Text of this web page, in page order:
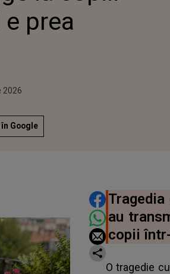
prea
2026
Google
DISTRIBUIE
au
copii
O tragedie